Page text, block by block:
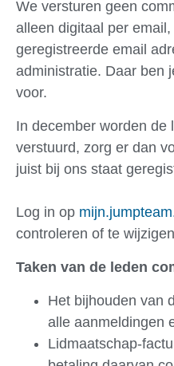
We versturen geen
alleen digitaal per
geregistreerde email
administratie. Daar ben
voor.
In december worden de
verstuurd, zorg er dan
juist bij ons staat
Log in op
controleren of te
Taken van de leden
Het bijhouden van
alle aanmeldingen
Lidmaatschap-